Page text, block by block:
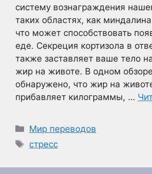
систему вознаграждения
таких областях, как
что может способствовать
еде. Секреция кортизола в
также заставляет ваше тело
жир на животе. В одном
обнаружено, что жир на
прибавляет килограммы, …
Рубрики
Мир переводов
Метки
стресс